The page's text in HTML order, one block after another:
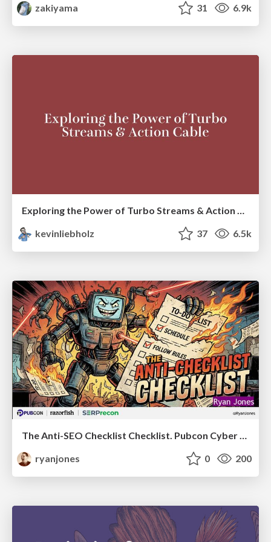
zakiyama
31 6.9k
Exploring the Power of Turbo Streams & Action Cable | RailsConf2023
kevinliebholz
37 6.5k
The Anti-SEO Checklist Checklist. Pubcon Cyber Week
ryanjones
0 200